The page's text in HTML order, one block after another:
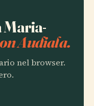
Maria-
Audiala.
nel browser.